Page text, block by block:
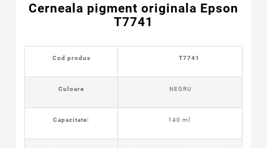
Cerneala pigment originala Epson
T7741
Cod produs T7741
Culoare NEGRU
Capacitate: 140 ml